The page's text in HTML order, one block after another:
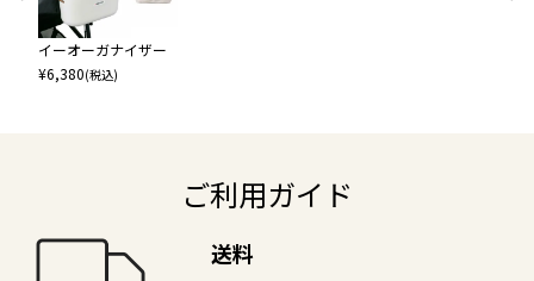
イーオーガナイザー
¥6,380(税込)
ご利用ガイド
送料